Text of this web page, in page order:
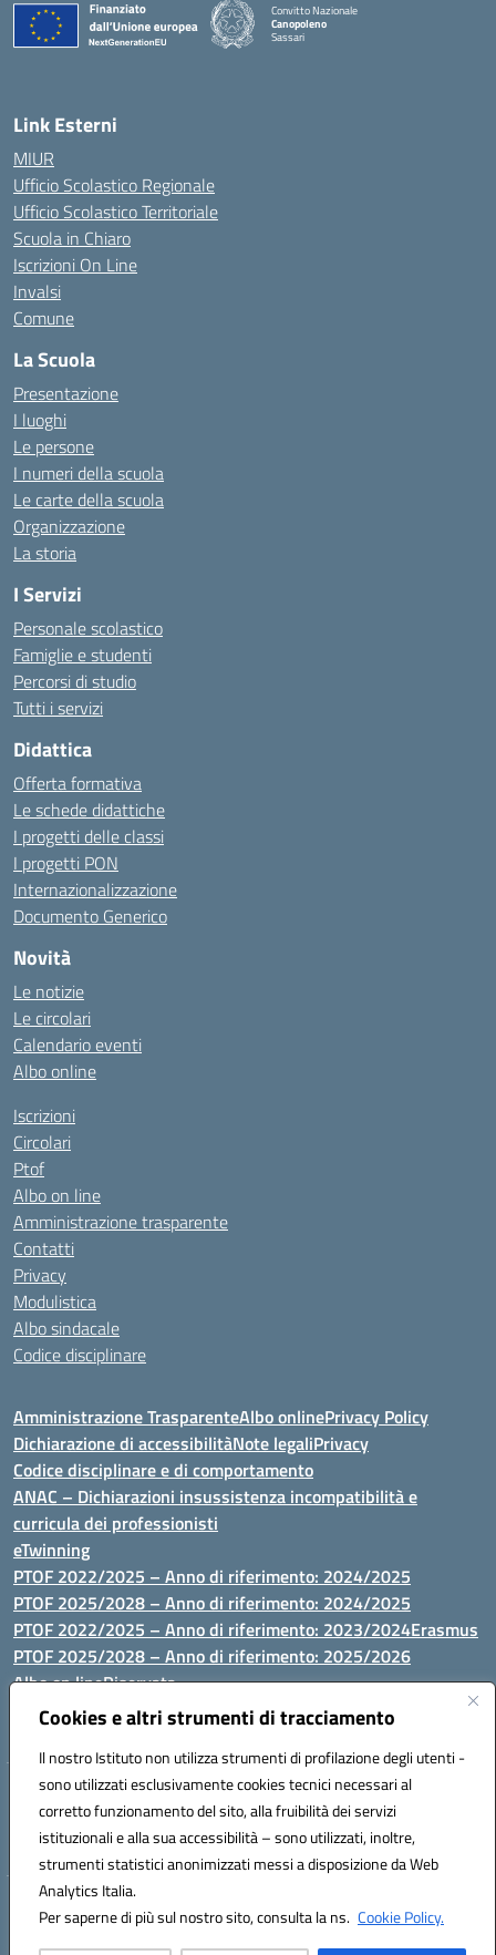
Cookies e altri strumenti di tracciamento
Il nostro Istituto non utilizza strumenti di profilazione degli utenti -
sono utilizzati esclusivamente cookies tecnici necessari al
corretto funzionamento del sito, alla fruibilità dei servizi
istituzionali e alla sua accessibilità – sono utilizzati, inoltre,
strumenti statistici anonimizzati messi a disposizione da Web
Analytics Italia.
Per saperne di più sul nostro sito, consulta la ns. Cookie Policy.
Convitto Nazionale
Canopoleno
Sassari
Link Esterni
MIUR
Ufficio Scolastico Regionale
Ufficio Scolastico Territoriale
Scuola in Chiaro
Iscrizioni On Line
Invalsi
Comune
La Scuola
Presentazione
I luoghi
Le persone
I numeri della scuola
Le carte della scuola
Organizzazione
La storia
I Servizi
Personale scolastico
Famiglie e studenti
Percorsi di studio
Tutti i servizi
Didattica
Offerta formativa
Le schede didattiche
I progetti delle classi
I progetti PON
Internazionalizzazione
Documento Generico
Novità
Le notizie
Le circolari
Calendario eventi
Albo online
Iscrizioni
Circolari
Ptof
Albo on line
Amministrazione trasparente
Contatti
Privacy
Modulistica
Albo sindacale
Codice disciplinare
Amministrazione TrasparenteAlbo onlinePrivacy Policy
Dichiarazione di accessibilitàNote legaliPrivacy
Codice disciplinare e di comportamento
ANAC – Dichiarazioni insussistenza incompatibilità e
curricula dei professionisti
eTwinning
PTOF 2022/2025 – Anno di riferimento: 2024/2025
PTOF 2025/2028 – Anno di riferimento: 2024/2025
PTOF 2022/2025 – Anno di riferimento: 2023/2024Erasmus
PTOF 2025/2028 – Anno di riferimento: 2025/2026
Albo on lineRiservata
P.N. Dotazione di attrezzature per le palestre
Via Luna e Sole, 44 07100, Sassari - Tel 079293287 - Fax 0793764116
- Mail: ssvc010009@istruzione.it - PEC: ssvc010009@pec.istruzione.it
- C.F. / P.IVA Convitto 80000150906 - C.F. Scuole 92073300904
Hosting & Powered by 3D Solution S.r.l.
Concept & Design by Designers Italia